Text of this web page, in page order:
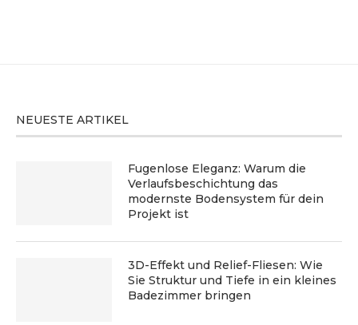
NEUESTE ARTIKEL
Fugenlose Eleganz: Warum die
Verlaufsbeschichtung das
modernste Bodensystem für dein
Projekt ist
3D-Effekt und Relief-Fliesen: Wie
Sie Struktur und Tiefe in ein kleines
Badezimmer bringen